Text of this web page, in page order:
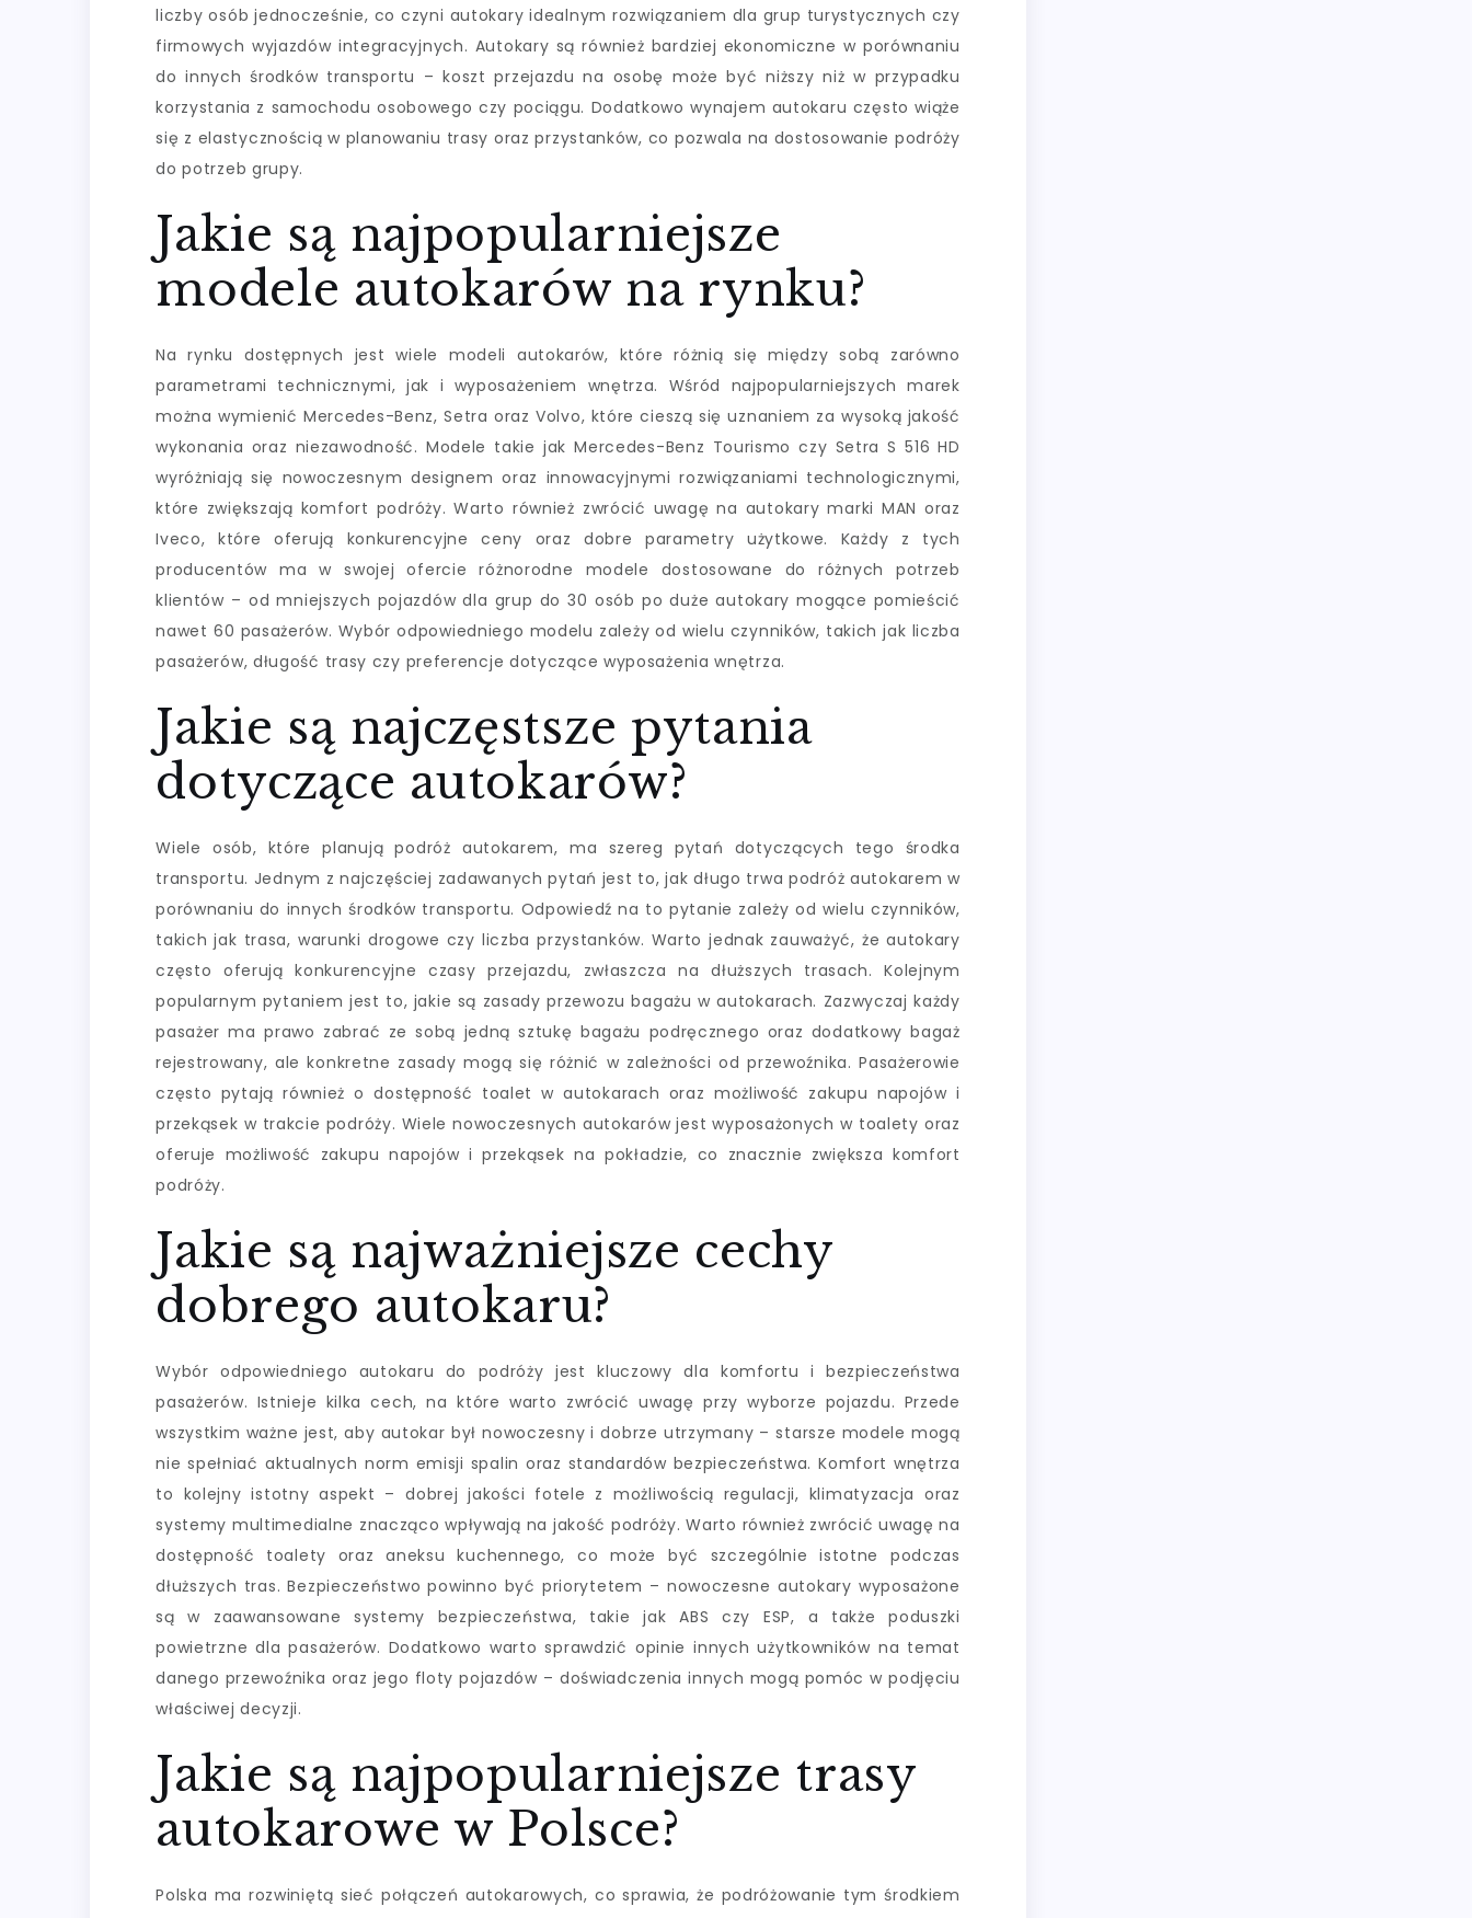
liczby osób jednocześnie, co czyni autokary idealnym rozwiązaniem dla grup turystycznych czy
firmowych wyjazdów integracyjnych. Autokary są również bardziej ekonomiczne w porównaniu
do innych środków transportu – koszt przejazdu na osobę może być niższy niż w przypadku
korzystania z samochodu osobowego czy pociągu. Dodatkowo wynajem autokaru często wiąże
się z elastycznością w planowaniu trasy oraz przystanków, co pozwala na dostosowanie podróży
do potrzeb grupy.
Jakie są najpopularniejsze
modele autokarów na rynku?
Na rynku dostępnych jest wiele modeli autokarów, które różnią się między sobą zarówno
parametrami technicznymi, jak i wyposażeniem wnętrza. Wśród najpopularniejszych marek
można wymienić Mercedes-Benz, Setra oraz Volvo, które cieszą się uznaniem za wysoką jakość
wykonania oraz niezawodność. Modele takie jak Mercedes-Benz Tourismo czy Setra S 516 HD
wyróżniają się nowoczesnym designem oraz innowacyjnymi rozwiązaniami technologicznymi,
które zwiększają komfort podróży. Warto również zwrócić uwagę na autokary marki MAN oraz
Iveco, które oferują konkurencyjne ceny oraz dobre parametry użytkowe. Każdy z tych
producentów ma w swojej ofercie różnorodne modele dostosowane do różnych potrzeb
klientów – od mniejszych pojazdów dla grup do 30 osób po duże autokary mogące pomieścić
nawet 60 pasażerów. Wybór odpowiedniego modelu zależy od wielu czynników, takich jak liczba
pasażerów, długość trasy czy preferencje dotyczące wyposażenia wnętrza.
Jakie są najczęstsze pytania
dotyczące autokarów?
Wiele osób, które planują podróż autokarem, ma szereg pytań dotyczących tego środka
transportu. Jednym z najczęściej zadawanych pytań jest to, jak długo trwa podróż autokarem w
porównaniu do innych środków transportu. Odpowiedź na to pytanie zależy od wielu czynników,
takich jak trasa, warunki drogowe czy liczba przystanków. Warto jednak zauważyć, że autokary
często oferują konkurencyjne czasy przejazdu, zwłaszcza na dłuższych trasach. Kolejnym
popularnym pytaniem jest to, jakie są zasady przewozu bagażu w autokarach. Zazwyczaj każdy
pasażer ma prawo zabrać ze sobą jedną sztukę bagażu podręcznego oraz dodatkowy bagaż
rejestrowany, ale konkretne zasady mogą się różnić w zależności od przewoźnika. Pasażerowie
często pytają również o dostępność toalet w autokarach oraz możliwość zakupu napojów i
przekąsek w trakcie podróży. Wiele nowoczesnych autokarów jest wyposażonych w toalety oraz
oferuje możliwość zakupu napojów i przekąsek na pokładzie, co znacznie zwiększa komfort
podróży.
Jakie są najważniejsze cechy
dobrego autokaru?
Wybór odpowiedniego autokaru do podróży jest kluczowy dla komfortu i bezpieczeństwa
pasażerów. Istnieje kilka cech, na które warto zwrócić uwagę przy wyborze pojazdu. Przede
wszystkim ważne jest, aby autokar był nowoczesny i dobrze utrzymany – starsze modele mogą
nie spełniać aktualnych norm emisji spalin oraz standardów bezpieczeństwa. Komfort wnętrza
to kolejny istotny aspekt – dobrej jakości fotele z możliwością regulacji, klimatyzacja oraz
systemy multimedialne znacząco wpływają na jakość podróży. Warto również zwrócić uwagę na
dostępność toalety oraz aneksu kuchennego, co może być szczególnie istotne podczas
dłuższych tras. Bezpieczeństwo powinno być priorytetem – nowoczesne autokary wyposażone
są w zaawansowane systemy bezpieczeństwa, takie jak ABS czy ESP, a także poduszki
powietrzne dla pasażerów. Dodatkowo warto sprawdzić opinie innych użytkowników na temat
danego przewoźnika oraz jego floty pojazdów – doświadczenia innych mogą pomóc w podjęciu
właściwej decyzji.
Jakie są najpopularniejsze trasy
autokarowe w Polsce?
Polska ma rozwiniętą sieć połączeń autokarowych, co sprawia, że podróżowanie tym środkiem